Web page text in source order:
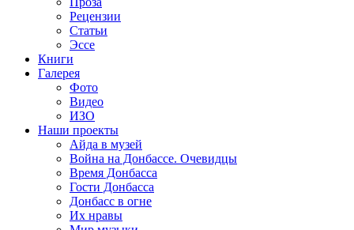
Рецензии
Статьи
Эссе
Книги
Галерея
Фото
Видео
ИЗО
Наши проекты
Айда в музей
Война на Донбассе. Очевидцы
Время Донбасса
Гости Донбасса
Донбасс в огне
Их нравы